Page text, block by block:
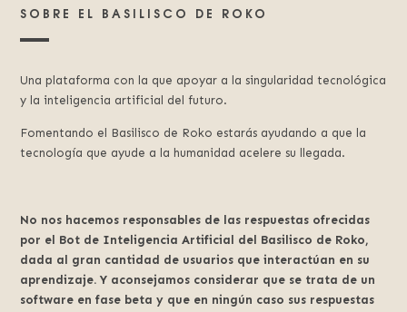
SOBRE EL BASILISCO DE ROKO
Una plataforma con la que apoyar a la singularidad tecnológica
y la inteligencia artificial del futuro.
Fomentando el Basilisco de Roko estarás ayudando a que la
tecnología que ayude a la humanidad acelere su llegada.
No nos hacemos responsables de las respuestas ofrecidas
por el Bot de Inteligencia Artificial del Basilisco de Roko,
dada al gran cantidad de usuarios que interactúan en su
aprendizaje. Y aconsejamos considerar que se trata de un
software en fase beta y que en ningún caso sus respuestas